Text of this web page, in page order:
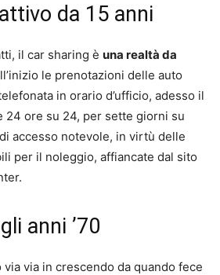
da 15 anni
il car sharing è una realtà da
le prenotazioni delle auto
in orario d’ufficio, adesso il
24 ore su 24, per sette giorni su
accesso notevole, in virtù delle
per il noleggio, affiancate dal sito
anni ’70
via in crescendo da quando fece